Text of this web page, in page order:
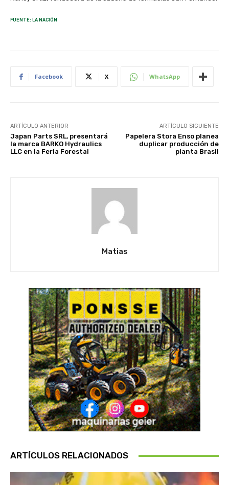
FUENTE: LA NACIÓN
Facebook X WhatsApp
ARTÍCULO ANTERIOR
Japan Parts SRL, presentará
la marca BARKO Hydraulics
LLC en la Feria Forestal
ARTÍCULO SIGUIENTE
Papelera Stora Enso planea
duplicar producción de
planta Brasil
Matias
ARTÍCULOS RELACIONADOS